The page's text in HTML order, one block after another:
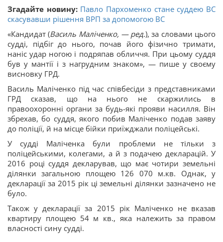
Згадайте новину: Павло Пархоменко стане суддею ВС
скасувавши рішення ВРП за допомогою ВС
«Кандидат (Василь Маліченко, — ред.), за словами цього
судді, підбіг до нього, почав його фізично тримати,
наніс удар ногою і подряпав обличчя. При цьому суддя
був у мантії і з нагрудним знаком», — пише у своєму
висновку ГРД.
Василь Маліченко під час співбесіди з представниками
ГРД сказав, що на нього не скаржились в
правоохоронні органи за будь-які прояви насилля. Він
збрехав, бо суддя, якого побив Маліченко подав заяву
до поліції, й на місце бійки приїжджали поліцейські.
У судді Маліченка були проблеми не тільки з
поліцейськими, колегами, а й з подачею декларацій. У
2016 році суддя декларував, що має чотири земельні
ділянки загальною площею 126 070 м.кв. Однак, у
декларації за 2015 рік ці земельні ділянки зазначено не
було.
Також у декларації за 2015 рік Маліченко не вказав
квартиру площею 54 м кв., яка належить за правом
власності сину судді.